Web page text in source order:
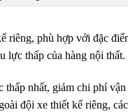
riêng, phù hợp với đặc
lực thấp của hàng nội thất.
thấp nhất, giảm chi phí vận
đội xe thiết kế riêng,